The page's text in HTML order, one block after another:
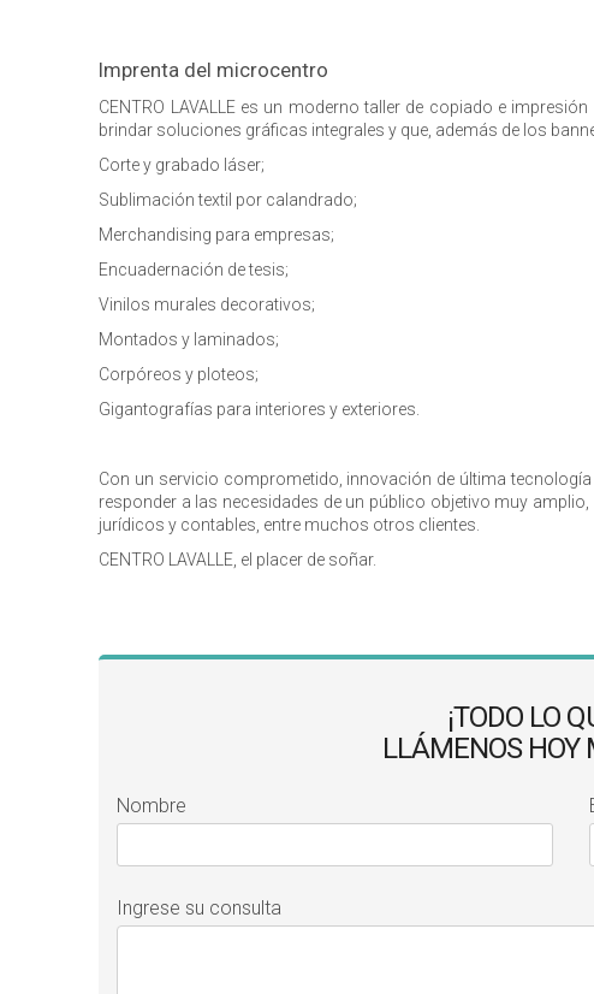
Imprenta del microcentro
CENTRO LAVALLE es un moderno taller de copiado e
brindar soluciones gráficas integrales y que, además de los
Corte y grabado láser;
Sublimación textil por calandrado;
Merchandising para empresas;
Encuadernación de tesis;
Vinilos murales decorativos;
Montados y laminados;
Corpóreos y ploteos;
Gigantografías para interiores y exteriores.
Con un servicio comprometido, innovación de última
responder a las necesidades de un público objetivo muy
jurídicos y contables, entre muchos otros clientes.
CENTRO LAVALLE, el placer de soñar.
¡TODO LO
LLÁMENOS HOY
Nombre
Ingrese su consulta